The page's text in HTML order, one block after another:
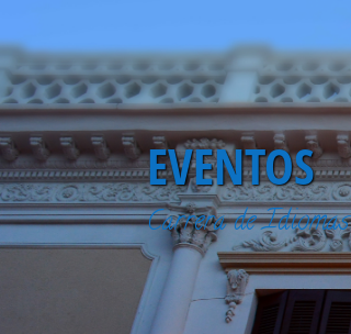
EVENTOS
Carrera de Idiomas